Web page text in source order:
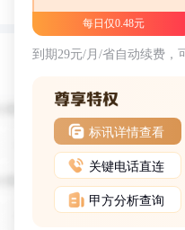
每日仅0.48元
到期29元/月/省自动续费，
标讯详情查看
关键电话直连
甲方分析查询